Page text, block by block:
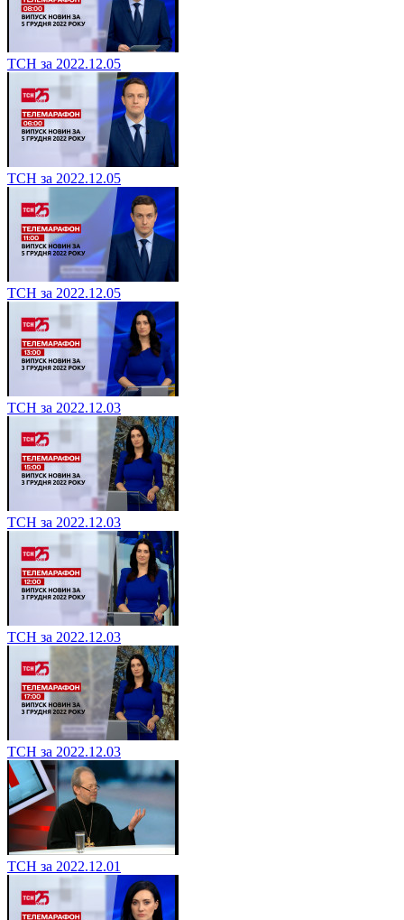
ТСН за 2022.12.05
ТСН за 2022.12.05
ТСН за 2022.12.05
ТСН за 2022.12.03
ТСН за 2022.12.03
ТСН за 2022.12.03
ТСН за 2022.12.03
ТСН за 2022.12.01